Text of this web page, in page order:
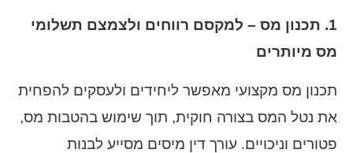
1. תכנון מס – למקסם רווחים ולצמצם תשלומי
מס מיותרים
תכנון מס מקצועי מאפשר ליחידים ולעסקים להפחית
את נטל המס בצורה חוקית, תוך שימוש בהטבות מס,
פטורים וניכויים. עורך דין מיסים מסייע לבנות